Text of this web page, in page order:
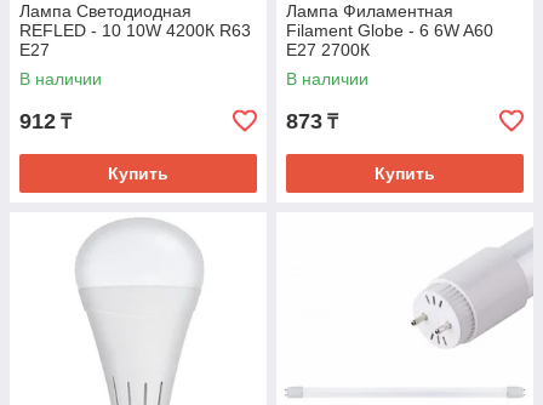
Лампа Светодиодная
REFLED - 10 10W 4200К R63
E27
В наличии
912 ₸
Купить
Лампа Филаментная
Filament Globe - 6 6W A60
Е27 2700К
В наличии
873 ₸
Купить